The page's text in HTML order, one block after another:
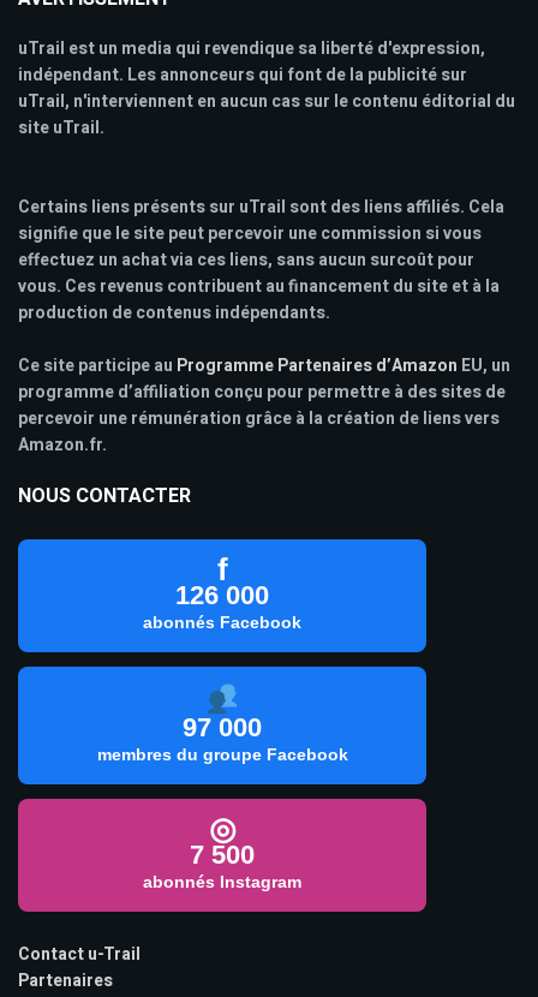
uTrail est un media qui revendique sa liberté d'expression,
indépendant. Les annonceurs qui font de la publicité sur
uTrail, n'interviennent en aucun cas sur le contenu éditorial du
site uTrail.
Certains liens présents sur uTrail sont des liens affiliés. Cela
signifie que le site peut percevoir une commission si vous
effectuez un achat via ces liens, sans aucun surcoût pour
vous. Ces revenus contribuent au financement du site et à la
production de contenus indépendants.
Ce site participe au Programme Partenaires d’Amazon EU, un
programme d’affiliation conçu pour permettre à des sites de
percevoir une rémunération grâce à la création de liens vers
Amazon.fr.
NOUS CONTACTER
f
126 000
abonnés Facebook
97 000
membres du groupe Facebook
◎
7 500
abonnés Instagram
Contact u-Trail
Partenaires